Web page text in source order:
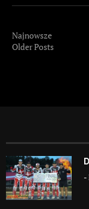
Najnowsze
Older Posts
-